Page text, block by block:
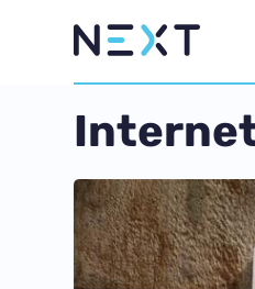
Internet